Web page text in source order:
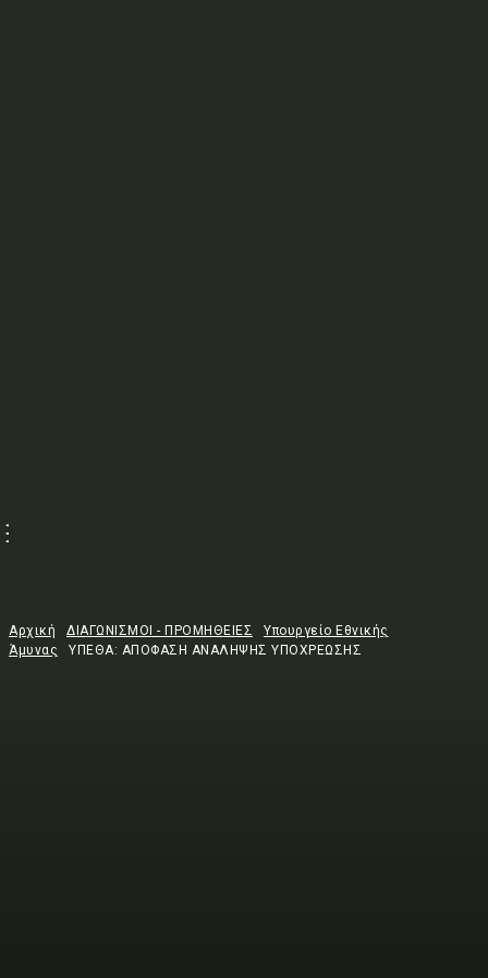
Αρχική ΔΙΑΓΩΝΙΣΜΟΙ - ΠΡΟΜΗΘΕΙΕΣ
Υπουργείο Εθνικής
Άμυνας
ΥΠΕΘΑ: ΑΠΟΦΑΣΗ ΑΝΑΛΗΨΗΣ ΥΠΟΧΡΕΩΣΗΣ